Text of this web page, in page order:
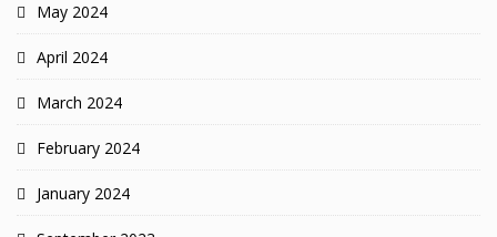
May 2024
April 2024
March 2024
February 2024
January 2024